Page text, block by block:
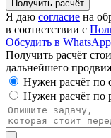
Получить расчёт
Я даю согласие на
в соответствии с
Обсудить в WhatsApp
Получить расчёт
дальнейшего
Нужен расчёт по
Нужен расчёт по